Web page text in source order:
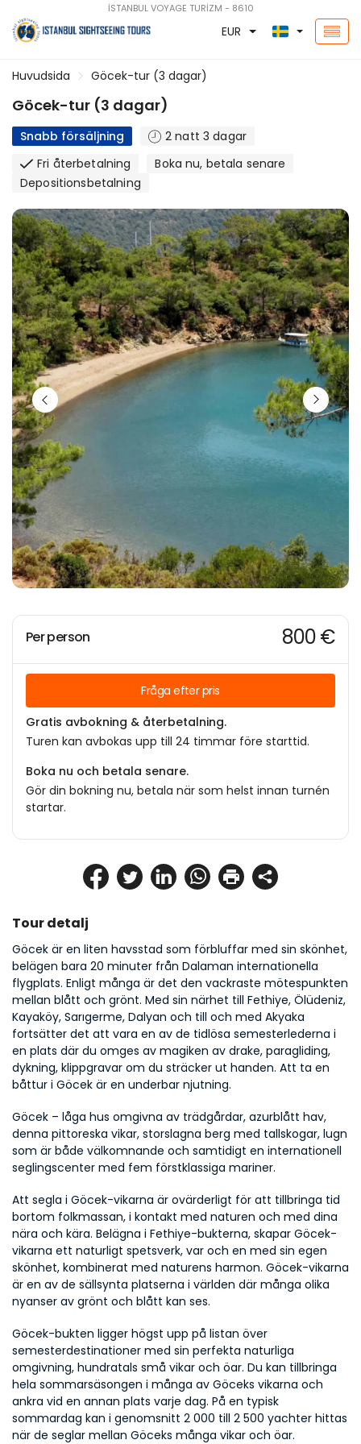
İSTANBUL VOYAGE TURİZM - 8610
EUR
Huvudsida Göcek-tur (3 dagar)
Göcek-tur (3 dagar)
Snabb försäljning
2 natt 3 dagar
Fri återbetalning
Boka nu, betala senare
Depositionsbetalning
Tour detalj
Göcek är en liten havsstad som förbluffar med sin skönhet,
belägen bara 20 minuter från Dalaman internationella
flygplats. Enligt många är det den vackraste mötespunkten
mellan blått och grönt. Med sin närhet till Fethiye, Ölüdeniz,
Kayaköy, Sarıgerme, Dalyan och till och med Akyaka
fortsätter det att vara en av de tidlösa semesterlederna i
en plats där du omges av magiken av drake, paragliding,
dykning, klippgravar om du sträcker ut handen. Att ta en
båttur i Göcek är en underbar njutning.
Göcek – låga hus omgivna av trädgårdar, azurblått hav,
denna pittoreska vikar, storslagna berg med tallskogar, lugn
som är både välkomnande och samtidigt en internationell
seglingscenter med fem förstklassiga mariner.
Att segla i Göcek-vikarna är ovärderligt för att tillbringa tid
bortom folkmassan, i kontakt med naturen och med dina
nära och kära. Belägna i Fethiye-bukterna, skapar Göcek-
vikarna ett naturligt spetsverk, var och en med sin egen
skönhet, kombinerat med naturens harmon. Göcek-vikarna
är en av de sällsynta platserna i världen där många olika
nyanser av grönt och blått kan ses.
Göcek-bukten ligger högst upp på listan över
semesterdestinationer med sin perfekta naturliga
omgivning, hundratals små vikar och öar. Du kan tillbringa
hela sommarsäsongen i många av Göceks vikarna och
ankra vid en annan plats varje dag. På en typisk
sommardag kan i genomsnitt 2 000 till 2 500 yachter hittas
när de seglar mellan Göceks många vikar och öar.
Per person 800 €
Fråga efter pris
Gratis avbokning & återbetalning.
Turen kan avbokas upp till 24 timmar före starttid.
Boka nu och betala senare.
Gör din bokning nu, betala när som helst innan turnén
startar.